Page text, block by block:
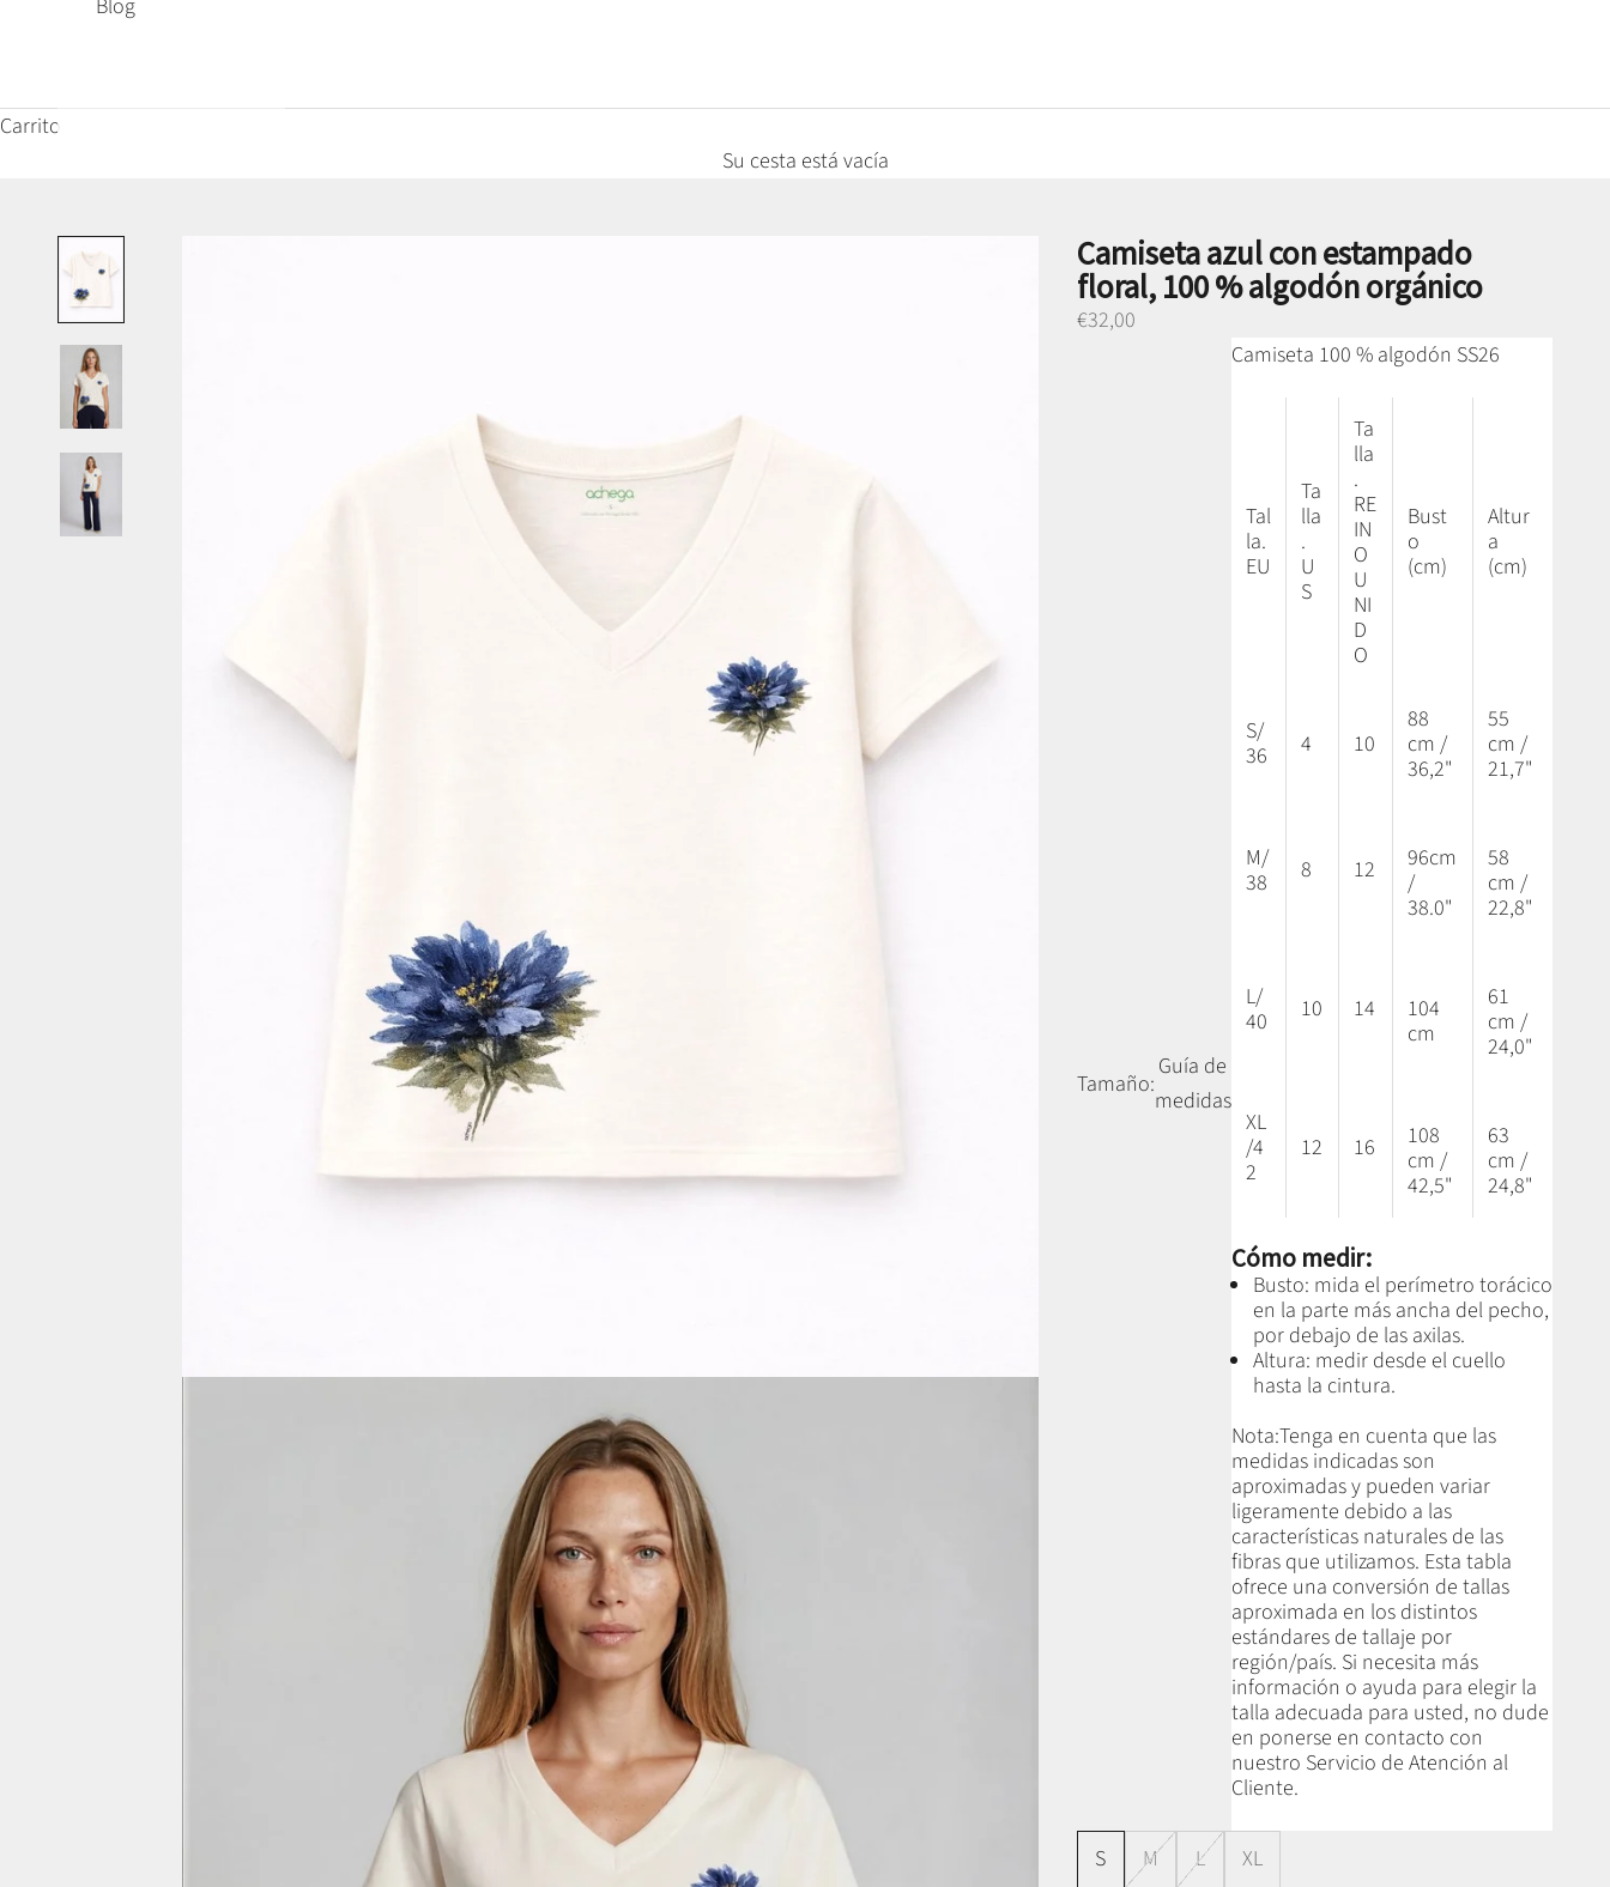
Blog
Carrito
Su cesta está vacía
Camiseta azul con estampado
floral, 100 % algodón orgánico
Preço promocional
€32,00
Tamaño:
Guía de
medidas
Camiseta 100 % algodón SS26
Tal
la.
EU
Ta
lla
.
U
S
Ta
lla
.
RE
IN
O
U
NI
D
O
Bust
o
(cm)
Altur
a
(cm)
S/
36
4 10
88
cm /
36,2"
55
cm /
21,7"
M/
38
8 12
96cm
/
38.0"
58
cm /
22,8"
L/
40
10 14
104
cm
61
cm /
24,0"
XL
/4
2
12 16
108
cm /
42,5"
63
cm /
24,8"
Cómo medir:
Busto: mida el perímetro torácico
en la parte más ancha del pecho,
por debajo de las axilas.
Altura: medir desde el cuello
hasta la cintura.
Nota:Tenga en cuenta que las
medidas indicadas son
aproximadas y pueden variar
ligeramente debido a las
características naturales de las
fibras que utilizamos. Esta tabla
ofrece una conversión de tallas
aproximada en los distintos
estándares de tallaje por
región/país. Si necesita más
información o ayuda para elegir la
talla adecuada para usted, no dude
en ponerse en contacto con
nuestro Servicio de Atención al
Cliente.
S M L
XL